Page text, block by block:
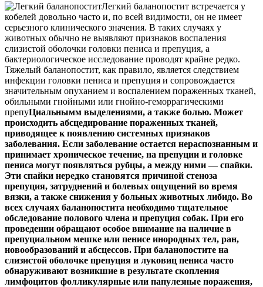
Легкий баланопостит встречается у
кобелей довольно часто и, по всей видимости, он не имеет
серьезного клинического значения. В таких случаях у
животных обычно не выявляют признаков воспаления
слизистой оболочки головки пениса и препуция, а
бактериологическое исследование проводят крайне редко.
Тяжелый баланопостит, как правило, является следствием
инфекции головки пениса и препуция и сопровождается
значительным опуханием и воспалением пораженных тканей,
обильными гнойными или гнойно-геморрагическими
препуЦиальнымм выделениями, а также болью. Может
происходить абсцедирование пораженных тканей,
приводящее к появлению системных признаков
заболевания. Если заболевание остается нераспознанным и
принимает хроническое течение, на препуции и головке
пениса могут появляться рубцы, а между ними — спайки.
Эти спайки нередко становятся причиной стеноза
препуция, затруднений и болевых ощущений во время
вязки, а также снижения у больных животных либидо. Во
всех случаях баланопостита необходимо тщательное
обследование полового члена и препуция собак. При его
проведении обращают особое внимание на наличие в
препуциальном мешке или пенисе инородных тел, ран,
новообразований и абсцессов. При баланопостите на
слизистой оболочке препуция и луковиц пениса часто
обнаруживают возникшие в результате скопления
лимфоцитов фолликулярные или папулезные поражения,